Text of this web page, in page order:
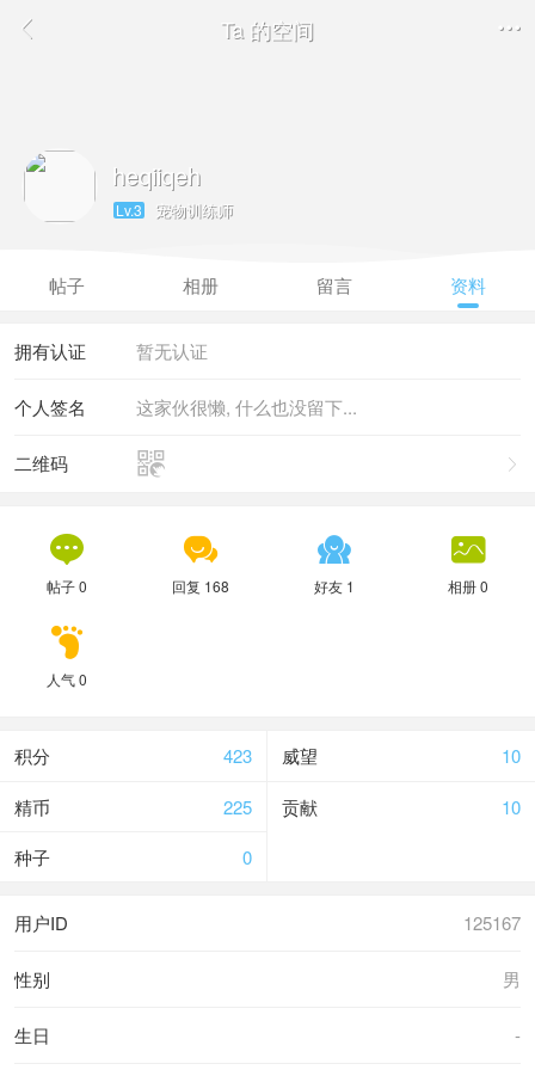
 Ta 的空间 
heqiiqeh
Lv.3 宠物训练师
帖子 相册 留言 资料
暂无认证
拥有认证
这家伙很懒, 什么也没留下...
个人签名


二维码

帖子 0

回复 168

好友 1

相册 0

人气 0
423
积分 10
威望
225
精币 10
贡献
0
种子
125167
用户ID
男
性别
-
生日